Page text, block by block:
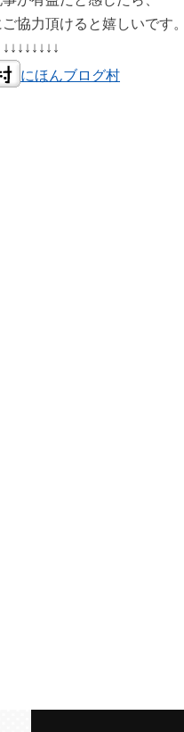
協力頂けると嬉しいです。
↓↓↓↓↓↓↓↓
にほんブログ村